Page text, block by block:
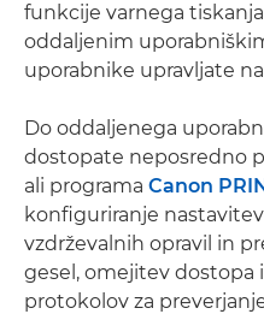
funkcije varnega
oddaljenim
uporabnike upravljate
Do oddaljenega
dostopate neposredno
ali programa Canon
konfiguriranje
vzdrževalnih opravil in
gesel, omejitev dostopa
protokolov za